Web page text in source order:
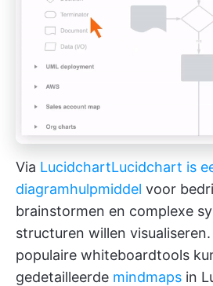
Via LucidchartLucidchart is
diagramhulpmiddel voor
brainstormen en complexe
structuren willen
populaire whiteboardtools
gedetailleerde mindmaps in